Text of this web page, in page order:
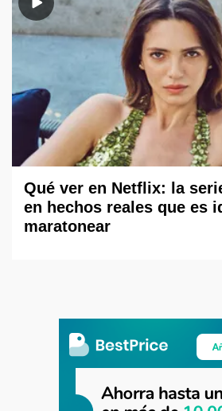
Qué ver en Netflix: la
en hechos reales que es
maratonear